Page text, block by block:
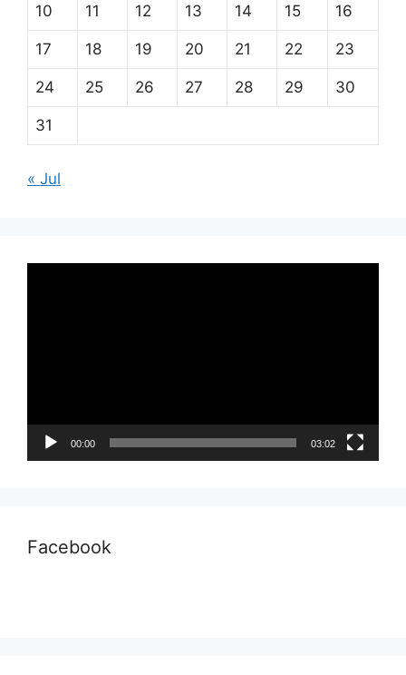
10 11 12 13 14 15 16
17 18 19 20 21 22 23
24 25 26 27 28 29 30
31
« Jul
00:00 03:02
Facebook